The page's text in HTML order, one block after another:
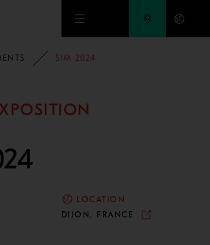
au contenu principal
SIM 2024
LOCATION
DIJON, FRANCE